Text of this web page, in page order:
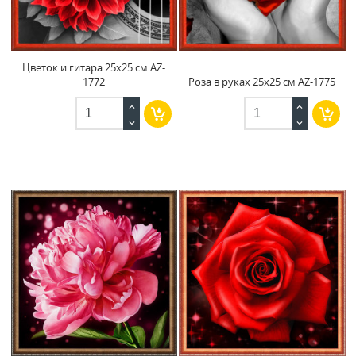
Цветок и гитара 25x25 см AZ-
1772
Роза в руках 25x25 см AZ-1775